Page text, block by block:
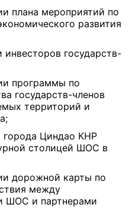
плана мероприятий по
развития
государств-
программы по
государств-членов
территорий и
города Циндао КНР
столицей ШОС в
дорожной карты по
между
ШОС и партнерами